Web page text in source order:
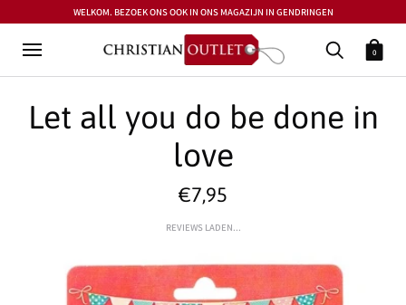
WELKOM. BEZOEK ONS OOK IN ONS MAGAZIJN IN GENDRINGEN
0
Let all you do be done in
love
€7,95
REVIEWS LADEN...